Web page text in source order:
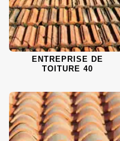
ENTREPRISE DE
TOITURE 40